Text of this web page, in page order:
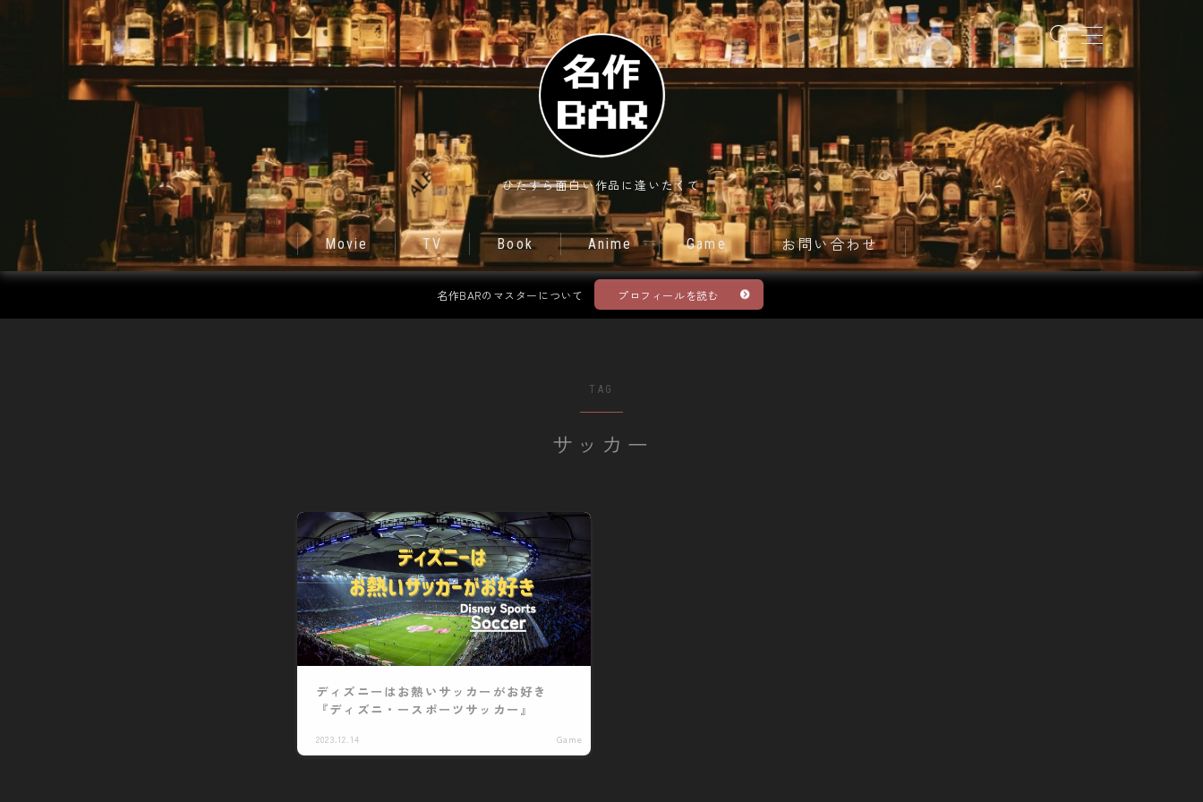
ひたすら面白い作品に逢いたくて
Movie TV Book Anime Game お問い合わせ
Movie
TV
Book
名作BARのマスターについて プロフィールを読む
TAG
サッカー
ディズニーはお熱いサッカーがお好き
『ディズニ・ースポーツサッカー』
2023.12.14 Game